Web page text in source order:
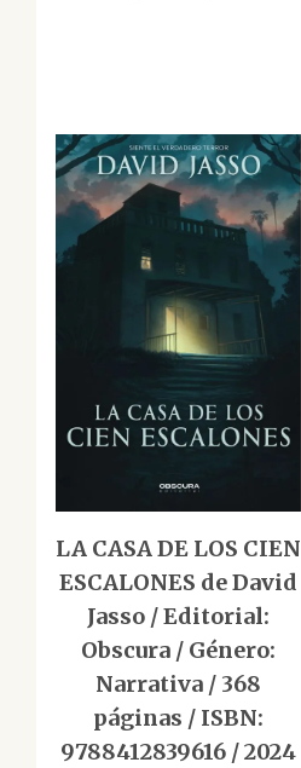
LA CASA DE LOS CIEN
ESCALONES de David
Jasso / Editorial:
Obscura / Género:
Narrativa / 368
páginas / ISBN:
9788412839616 / 2024